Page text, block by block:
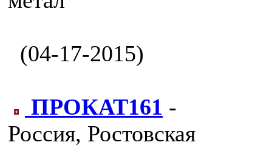
(04-17-2015)
ПРОКАТ161 -
Россия, Ростовская